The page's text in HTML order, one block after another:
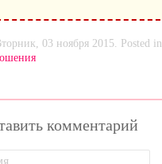
03 ноября 2015. Posted in
комментарий